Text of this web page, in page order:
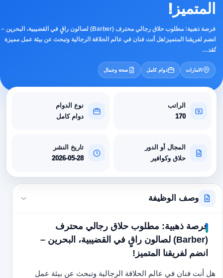
المتميز!
فرصة ذهبية: مطلوب حلاق رجالي محترف (Barber) لصالون راقٍ في القضيبية، البحرين –
انضم لفريقنا المتميز!هل أنت فنان في عالم الحلاقة الرجالية وتبحث عن بيئة عمل مميزة
تُقد…
الامارات دوام كامل صحة وجمال
الراتب
170
نوع الدوام
دوام كامل
المجال أو الدور
حلاق وكوافير
تاريخ النشر
2026-05-28
وصف الوظيفة
فرصة ذهبية: مطلوب حلاق رجالي محترف
(Barber) لصالون راقٍ في القضيبية، البحرين –
انضم لفريقنا المتميز!
هل أنت فنان في عالم الحلاقة الرجالية وتبحث عن بيئة عمل